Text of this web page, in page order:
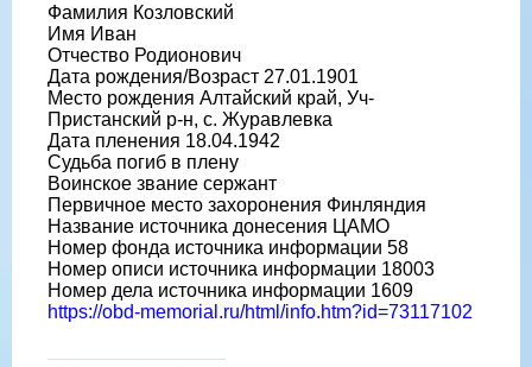
Фамилия Козловский
Имя Иван
Отчество Родионович
Дата рождения/Возраст 27.01.1901
Место рождения Алтайский край, Уч-
Пристанский р-н, с. Журавлевка
Дата пленения 18.04.1942
Судьба погиб в плену
Воинское звание сержант
Первичное место захоронения Финляндия
Название источника донесения ЦАМО
Номер фонда источника информации 58
Номер описи источника информации 18003
Номер дела источника информации 1609
https://obd-memorial.ru/html/info.htm?id=73117102